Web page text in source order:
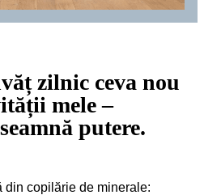
zilnic ceva nou
mele –
putere.
din copilărie de minerale: